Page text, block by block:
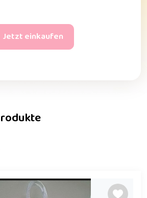
Jetzt einkaufen